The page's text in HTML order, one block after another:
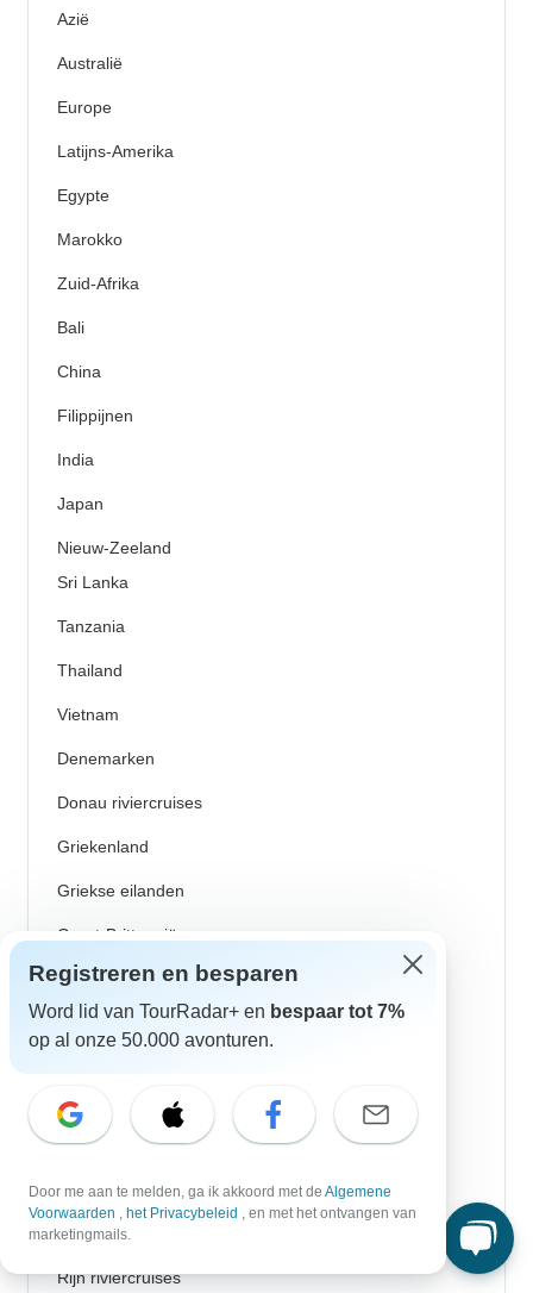
Azië
Australië
Europe
Latijns-Amerika
Egypte
Marokko
Zuid-Afrika
Bali
China
Filippijnen
India
Japan
Nieuw-Zeeland
Sri Lanka
Tanzania
Thailand
Vietnam
Denemarken
Donau riviercruises
Griekenland
Griekse eilanden
Groot-Brittannië
Ijsland
Ierland
Kroatië
Oost-Europa
Portugal
Rijn riviercruises
Registreren en besparen
Word lid van TourRadar+ en bespaar tot 7%
op al onze 50.000 avonturen.
Door me aan te melden, ga ik akkoord met de Algemene
Voorwaarden , het Privacybeleid , en met het ontvangen van
marketingmails.